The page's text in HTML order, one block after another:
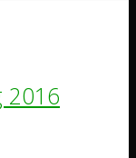
2016